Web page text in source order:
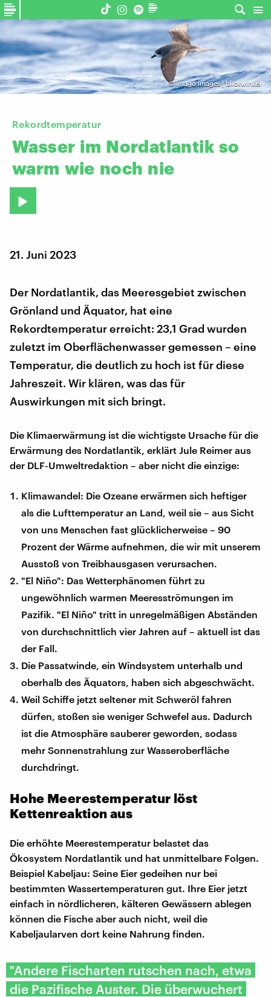
©imago images | blickwinkel
Rekordtemperatur
Wasser im Nordatlantik so
warm wie noch nie
21. Juni 2023
Der Nordatlantik, das Meeresgebiet zwischen
Grönland und Äquator, hat eine
Rekordtemperatur erreicht: 23,1 Grad wurden
zuletzt im Oberflächenwasser gemessen – eine
Temperatur, die deutlich zu hoch ist für diese
Jahreszeit. Wir klären, was das für
Auswirkungen mit sich bringt.
Die Klimaerwärmung ist die wichtigste Ursache für die
Erwärmung des Nordatlantik, erklärt Jule Reimer aus
der DLF-Umweltredaktion – aber nicht die einzige:
Klimawandel: Die Ozeane erwärmen sich heftiger
als die Lufttemperatur an Land, weil sie – aus Sicht
von uns Menschen fast glücklicherweise – 90
Prozent der Wärme aufnehmen, die wir mit unserem
Ausstoß von Treibhausgasen verursachen.
"El Niño": Das Wetterphänomen führt zu
ungewöhnlich warmen Meeresströmungen im
Pazifik. "El Niño" tritt in unregelmäßigen Abständen
von durchschnittlich vier Jahren auf – aktuell ist das
der Fall.
Die Passatwinde, ein Windsystem unterhalb und
oberhalb des Äquators, haben sich abgeschwächt.
Weil Schiffe jetzt seltener mit Schweröl fahren
dürfen, stoßen sie weniger Schwefel aus. Dadurch
ist die Atmosphäre sauberer geworden, sodass
mehr Sonnenstrahlung zur Wasseroberfläche
durchdringt.
Hohe Meerestemperatur löst
Kettenreaktion aus
Die erhöhte Meerestemperatur belastet das
Ökosystem Nordatlantik und hat unmittelbare Folgen.
Beispiel Kabeljau: Seine Eier gedeihen nur bei
bestimmten Wassertemperaturen gut. Ihre Eier jetzt
einfach in nördlicheren, kälteren Gewässern ablegen
können die Fische aber auch nicht, weil die
Kabeljaularven dort keine Nahrung finden.
"Andere Fischarten rutschen nach, etwa
die Pazifische Auster. Die überwuchert